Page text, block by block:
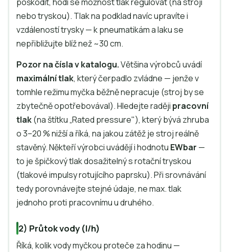
nebo tryskou). Tlak na podklad navíc upravíte i
vzdáleností trysky — k pneumatikám a laku se
nepřibližujte blíž než ~30 cm.
Pozor na čísla v katalogu.Většina výrobců uvádí
maximální tlak, který čerpadlo zvládne — jenže v
tomhle režimu myčka běžně nepracuje (stroj by se
zbytečně opotřebovával). Hledejte raději pracovní
tlak(na štítku „Rated pressure"), který bývá zhruba
o 3–20 % nižší a říká, na jakou zátěž je stroj reálně
stavěný. Někteří výrobci uvádějí i hodnotu EWbar —
to je špičkový tlak dosažitelný s rotační tryskou
(tlakové impulsy rotujícího paprsku). Při srovnávání
tedy porovnávejte stejné údaje, ne max. tlak
jednoho proti pracovnímu u druhého.
2) Průtok vody (l/h)
Říká, kolik vody myčkou proteče za hodinu —